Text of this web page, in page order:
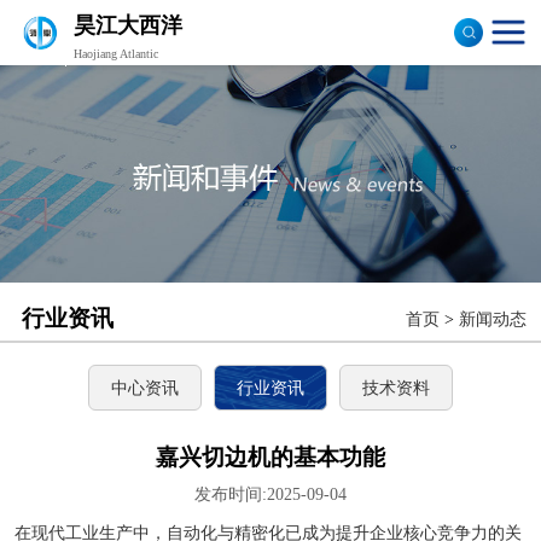
昊江大西洋
Haojiang Atlantic
行业资讯 首页 > 新闻动态
中心资讯 行业资讯 技术资料
嘉兴切边机的基本功能
发布时间:2025-09-04
在现代工业生产中，自动化与精密化已成为提升企业核心竞争力的关
验布机
打卷机
切边机
布匹包装机